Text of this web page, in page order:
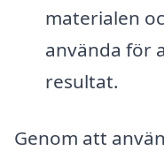
materialen
använda för
resultat.
Genom att